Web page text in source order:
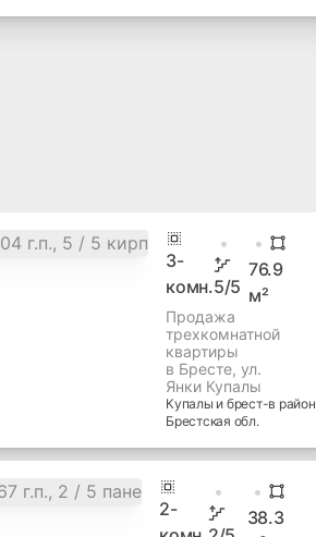
3-
комн.5/5
76.9
м²
Продажа
трехкомнатной
квартиры
в Бресте, ул.
Янки Купалы
Купалы и брест-в район
Брестская обл.
2-
38.3